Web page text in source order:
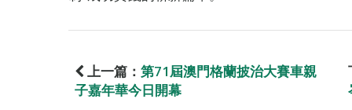
上一篇： 第71屆澳門格蘭披治大賽車親
子嘉年華今日開幕